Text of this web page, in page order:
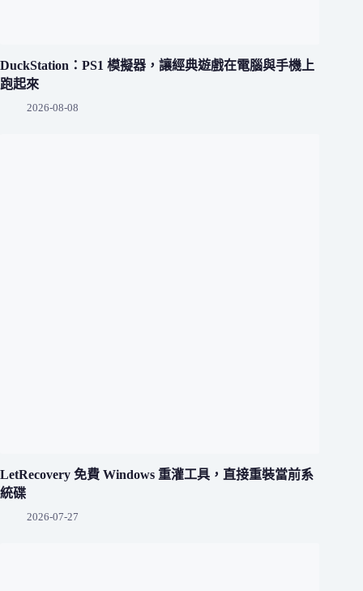
DuckStation：PS1 模擬器，讓經典遊戲在電腦與手機上
跑起來
2026-08-08
LetRecovery 免費 Windows 重灌工具，直接重裝當前系
統碟
2026-07-27